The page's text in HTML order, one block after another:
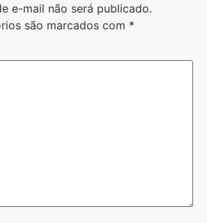
e-mail não será publicado.
são marcados com *